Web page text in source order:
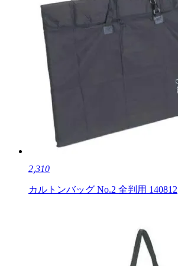
2,310
カルトンバッグ No.2 全判用 140812